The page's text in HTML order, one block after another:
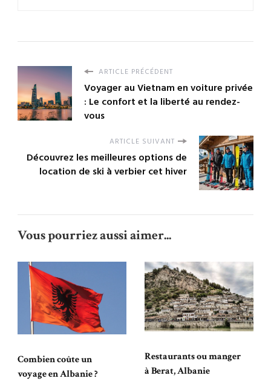
ARTICLE PRÉCÉDENT
Voyager au Vietnam en voiture privée
: Le confort et la liberté au rendez-
vous
ARTICLE SUIVANT
Découvrez les meilleures options de
location de ski à verbier cet hiver
Vous pourriez aussi aimer...
Combien coûte un
voyage en Albanie ?
Restaurants ou manger
à Berat, Albanie